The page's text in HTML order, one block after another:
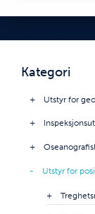
Kategori
Utstyr for
Utstyr for